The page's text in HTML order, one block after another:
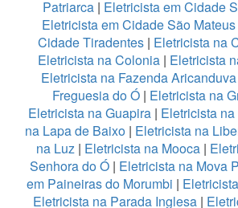
Patriarca | Eletricista em Cidade
Eletricista em Cidade São Mateus
Cidade Tiradentes | Eletricista na
Eletricista na Colonia | Eletricista
Eletricista na Fazenda Aricanduva
Freguesia do Ó| Eletricista na
Eletricista na Guapira| Eletricista
na Lapa de Baixo | Eletricista na
na Luz | Eletricista na Mooca |
Senhora do Ó | Eletricista na Mova
em Paineiras do Morumbi |
Eletricista na Parada Inglesa |